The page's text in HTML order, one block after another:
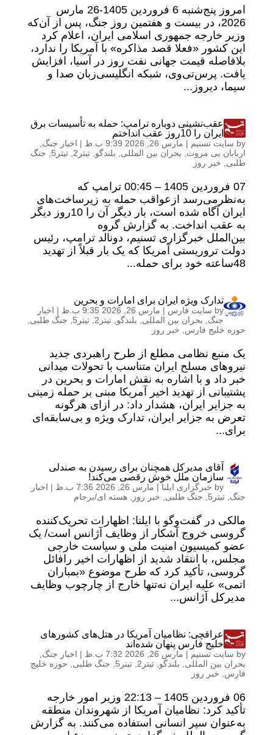
امروز پنج‌شنبه 6 فروردین 1405-26 مارس
2026، در بیست و هفتمین روز جنگ، پس از آن‌که
وزیر خارجه جمهوری اسلامی ایران، اعلام کرد
این کشور «فعلا قصد مذاکره» با آمریکا را ندارد،
بلافاصله قیمت جهانی نفت روز در آسیا، افزایش
یافت. پرس‌تی‌وی، شبکه انگلیسی‌زبان صدا و
سیما، دیروز...
عقب‌نشینی دوباره ترامپ: حمله به تأسیسات برق
ایران را 10روز عقب انداختم
by سایت تسنیم | مارس 26, 2026 9:39 ب.ظ | اخبار جنگ
اربابان بی مروت
بحران بین المللی بلندگو تیتر2 تیتر5
جنگ
طلبی
خبر روز
07 فروردين 1405 – 00:45 ترامپ که
به‌نظرمی‌رسد ازعواقب حمله به زیرساخت‌های
ایران آگاه شده است، بار دیگر آن را 10روز دیگر
به عقب انداخت. به گزارش گروه
بین‌الملل خبرگزاری تسنیم، دونالد ترامپ، رئیس
دولت تروریستی آمریکا که یک بار قبلاً از تهدید
48ساعته خود برای حمله...
تدارک ویژه ایران برای امارات و بحرین
by سایت فارس | مارس 26, 2026 9:35 ب.ظ | اخبار
جنگ
بحران بین المللی بلندگو تیتر2 تیتر5 جنگ طلبی
حوزه خلیج فارس
خبر روز
یک منبع نظامی مطلع از طرح راهبردی جدید
نیروهای مسلح ایران متناسب با تحولات میدانی
خبر داد و با اشاره به نقش امارات و بحرین در
پشتیبانی از تهدید اخیر آمریکا مبنی بر حمله زمینی
به جزایر ایران، هشدار داد: در ازای هرگونه
تعرض به جزایر ایران، تدارک ویژه و بی‌سابقه‌ای
برای...
آقای مدیرکل همچنان برای رسیدن به صندلی
سازمان ملل خوش رقصی می‌کند!
by خبرگزاری ایلنا | مارس 26, 2026 7:36 ب.ظ | اخبار
جنگ تیتر5 جنگ طلبی خبر روز هسته ای/برجام
مالکی در گفت‌وگو با ایلنا: اظهارات تحریک‌کننده
گروسی خروج آشکار از وظایف آژانس است/ یک
عضو کمیسیون امنیت ملی و سیاست خارجی
مجلس، با انتقاد شدید از اظهارات اخیر رافائل
گروسی، تأکید کرد که طرح موضوع «بمباران
اتمی» علیه ایران نه‌تنها خارج از چارچوب وظایف
مدیرکل آژانس...
عراقچی: نظامیان آمریکا در هتل‌های کشورهای
خلیج فارس پنهان شده‌اند
by سایت تسنیم | مارس 26, 2026 7:32 ب.ظ | اخبار جنگ
بحران بین المللی
بلندگو تیتر2 تیتر5 جنگ طلبی
حوزه خلیج
فارس
خبر روز
06 فروردين 1405 – 22:13 وزیر امور خارجه
تأکید کرد: نظامیان آمریکا از شهروندان منطقه
به‌عنوان سپر انسانی استفاده می‌کنند. به گزارش